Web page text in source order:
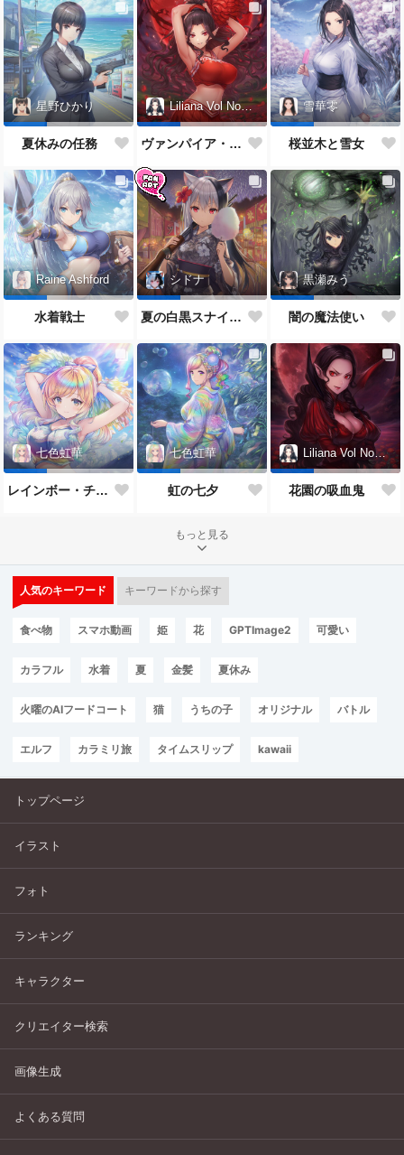
星野ひかり
夏休みの任務
Liliana Vol Noctis
ヴァンパイア・チアガール
雪華零
桜並木と雪女
Raine Ashford
水着戦士
シドナ
夏の白黒スナイパー
黒瀬みう
闇の魔法使い
七色虹華
レインボー・チアガール
七色虹華
虹の七夕
Liliana Vol Noctis
花園の吸血鬼
もっと見る
人気のキーワード キーワードから探す
食べ物 スマホ動画 姫 花 GPTImage2 可愛い
カラフル 水着 夏 金髪 夏休み
火曜のAIフードコート 猫 うちの子 オリジナル バトル
エルフ カラミリ旅 タイムスリップ kawaii
トップページ
イラスト
フォト
ランキング
キャラクター
クリエイター検索
画像生成
よくある質問